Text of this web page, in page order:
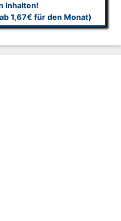
Inhalten!
1,67€ für den Monat)